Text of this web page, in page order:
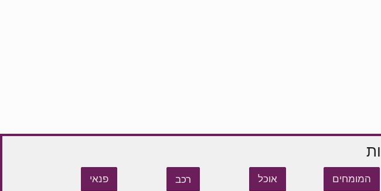
המומחים אוכל רכב פנאי